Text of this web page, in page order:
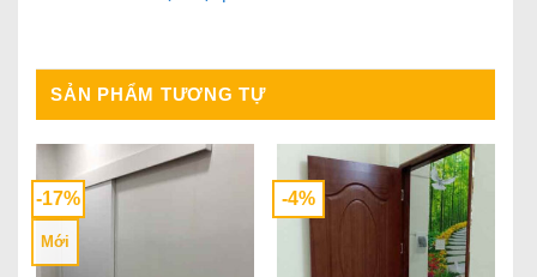
SẢN PHẨM TƯƠNG TỰ
-17%
Mới
-4%